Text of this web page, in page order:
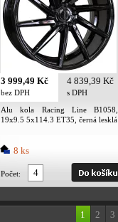
3 999,49 Kč
bez DPH
4 839,39 Kč
s DPH
Alu kola Racing Line B1058,
19x9.5 5x114.3 ET35, černá lesklá
8 ks
Počet:
1 2 3